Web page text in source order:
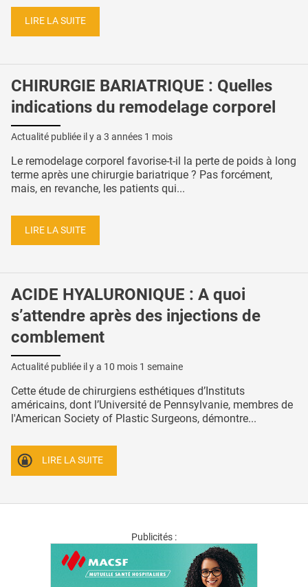
LIRE LA SUITE
CHIRURGIE BARIATRIQUE : Quelles
indications du remodelage corporel
Actualité publiée il y a 3 années 1 mois
Le remodelage corporel favorise-t-il la perte de poids à long
terme après une chirurgie bariatrique ? Pas forcément,
mais, en revanche, les patients qui...
LIRE LA SUITE
ACIDE HYALURONIQUE : A quoi
s’attendre après des injections de
comblement
Actualité publiée il y a 10 mois 1 semaine
Cette étude de chirurgiens esthétiques d’Instituts
américains, dont l’Université de Pennsylvanie, membres de
l'American Society of Plastic Surgeons, démontre...
LIRE LA SUITE
Publicités :